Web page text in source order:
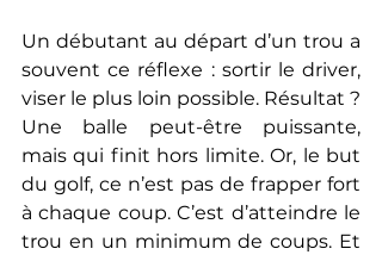
Un débutant au départ d’un trou a
souvent ce réflexe : sortir le driver,
viser le plus loin possible. Résultat ?
Une balle peut-être puissante,
mais qui finit hors limite. Or, le but
du golf, ce n’est pas de frapper fort
à chaque coup. C’est d’atteindre le
trou en un minimum de coups. Et